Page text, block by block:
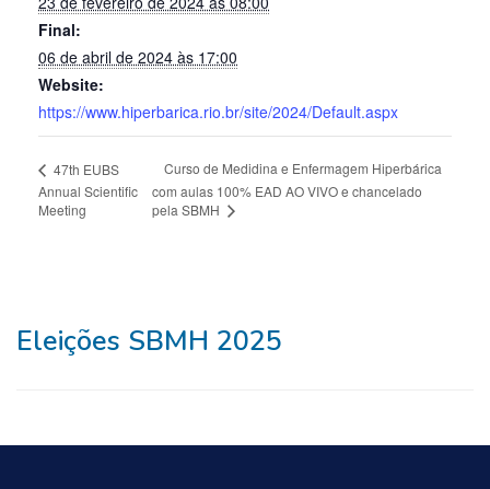
Final:
06 de abril de 2024 às 17:00
Website:
https://www.hiperbarica.rio.br/site/2024/Default.aspx
47th EUBS
Annual Scientific
Meeting
Curso de Medidina e Enfermagem Hiperbárica
com aulas 100% EAD AO VIVO e chancelado
pela SBMH
Eleições SBMH 2025